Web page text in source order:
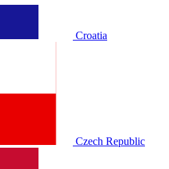
Croatia
Czech Republic